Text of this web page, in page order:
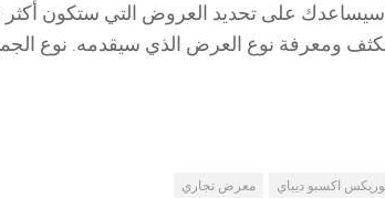
على تحديد العروض التي ستكون أكثر
اكسبو ديباي معرض تجاري